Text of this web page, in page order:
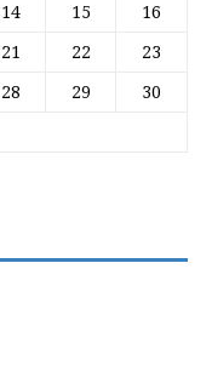
14 15 16
21 22 23
28 29 30